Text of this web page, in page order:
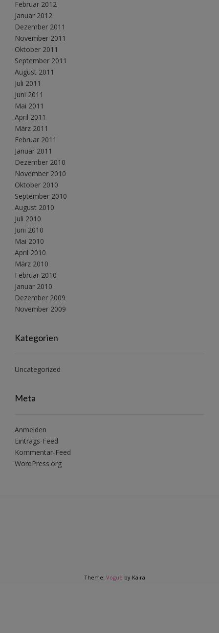
Februar 2012
Januar 2012
Dezember 2011
November 2011
Oktober 2011
September 2011
August 2011
Juli 2011
Juni 2011
Mai 2011
April 2011
März 2011
Februar 2011
Januar 2011
Dezember 2010
November 2010
Oktober 2010
September 2010
August 2010
Juli 2010
Juni 2010
Mai 2010
April 2010
März 2010
Februar 2010
Januar 2010
Dezember 2009
November 2009
Kategorien
Uncategorized
Meta
Anmelden
Eintrags-Feed
Kommentar-Feed
WordPress.org
Theme: Vogue by Kaira